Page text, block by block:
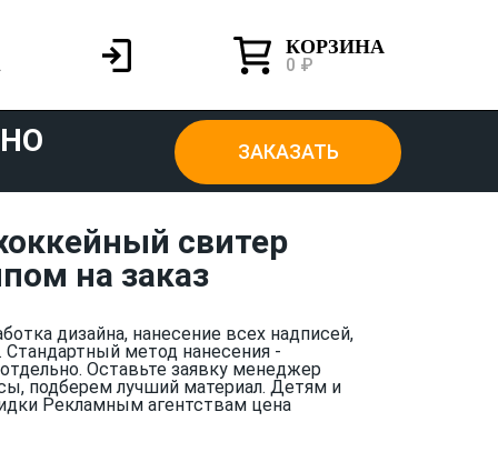
КОРЗИНА
0 ₽
ЗАКАЗАТЬ
свитер
на заказ
дизайна, нанесение всех надписей,
метод нанесения -
Оставьте заявку менеджер
подберем лучший материал. Детям и
Рекламным агентствам цена